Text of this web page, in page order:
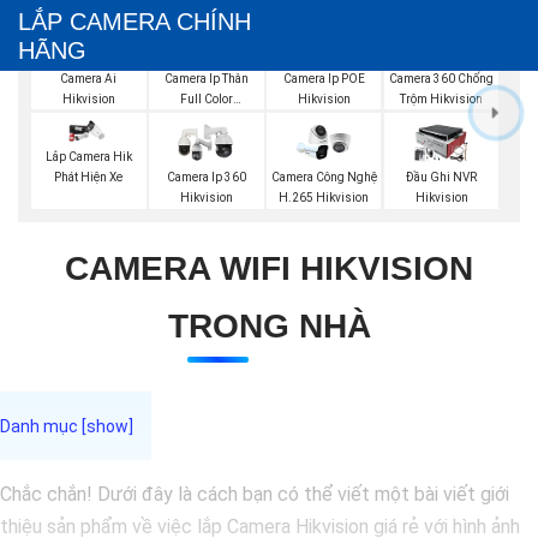
LẮP CAMERA CHÍNH
HÃNG
Camera Ai
Hikvision
Camera Ip Thân
Full Color
Camera Ip POE
Hikvision
Camera 360 Chống
Trộm Hikvision
Lắp Camera Hik
Phát Hiện Xe
Camera Ip 360
Hikvision
Camera Công Nghệ
H.265 Hikvision
Đầu Ghi NVR
Hikvision
CAMERA WIFI HIKVISION
TRONG NHÀ
Chắc chắn! Dưới đây là cách bạn có thể viết một bài viết giới
thiệu sản phẩm về việc lắp Camera Hikvision giá rẻ với hình ảnh